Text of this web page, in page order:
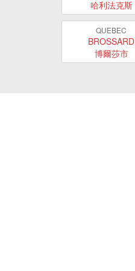
哈利法克斯
QUEBEC
BROSSARD
博爾莎市